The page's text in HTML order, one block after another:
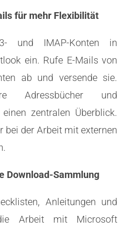
für mehr Flexibilität
und IMAP-Konten in
ein. Rufe E-Mails von
ab und versende sie.
Adressbücher und
zentralen Überblick.
bei der Arbeit mit externen
Download-Sammlung
Anleitungen und
Arbeit mit Microsoft